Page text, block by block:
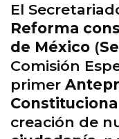
El
Reforma
de México (
Comisión
primer
creación de